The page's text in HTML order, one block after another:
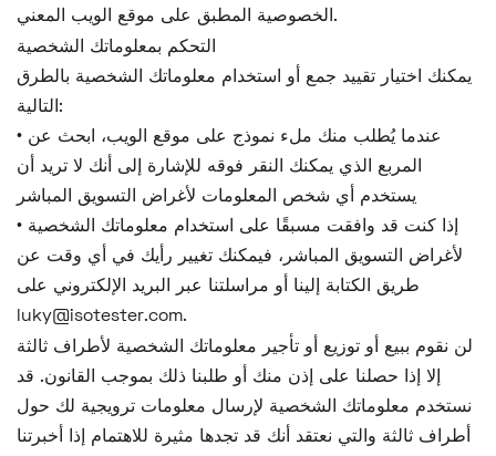
الخصوصية المطبق على موقع الويب المعني.
التحكم بمعلوماتك الشخصية
يمكنك اختيار تقييد جمع أو استخدام معلوماتك الشخصية بالطرق
التالية:
• عندما يُطلب منك ملء نموذج على موقع الويب، ابحث عن
المربع الذي يمكنك النقر فوقه للإشارة إلى أنك لا تريد أن
يستخدم أي شخص المعلومات لأغراض التسويق المباشر
• إذا كنت قد وافقت مسبقًا على استخدام معلوماتك الشخصية
لأغراض التسويق المباشر، فيمكنك تغيير رأيك في أي وقت عن
طريق الكتابة إلينا أو مراسلتنا عبر البريد الإلكتروني على
luky@isotester.com.
لن نقوم ببيع أو توزيع أو تأجير معلوماتك الشخصية لأطراف ثالثة
إلا إذا حصلنا على إذن منك أو طلبنا ذلك بموجب القانون. قد
نستخدم معلوماتك الشخصية لإرسال معلومات ترويجية لك حول
أطراف ثالثة والتي نعتقد أنك قد تجدها مثيرة للاهتمام إذا أخبرتنا